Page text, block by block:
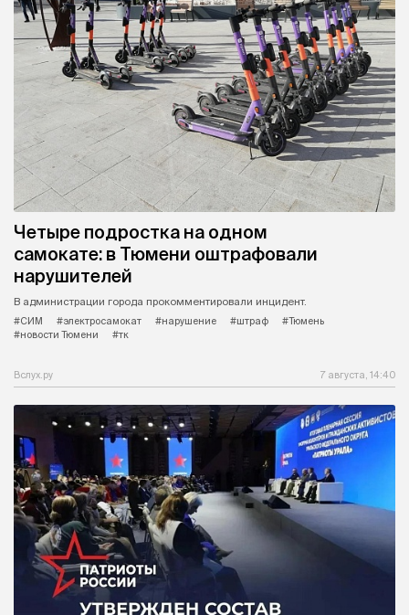
Четыре подростка на одном
самокате: в Тюмени оштрафовали
нарушителей
В администрации города прокомментировали инцидент.
#СИМ
#электросамокат #нарушение #штраф
#Тюмень
#новости Тюмени
#тк
Вслух.ру 7 августа, 14:40